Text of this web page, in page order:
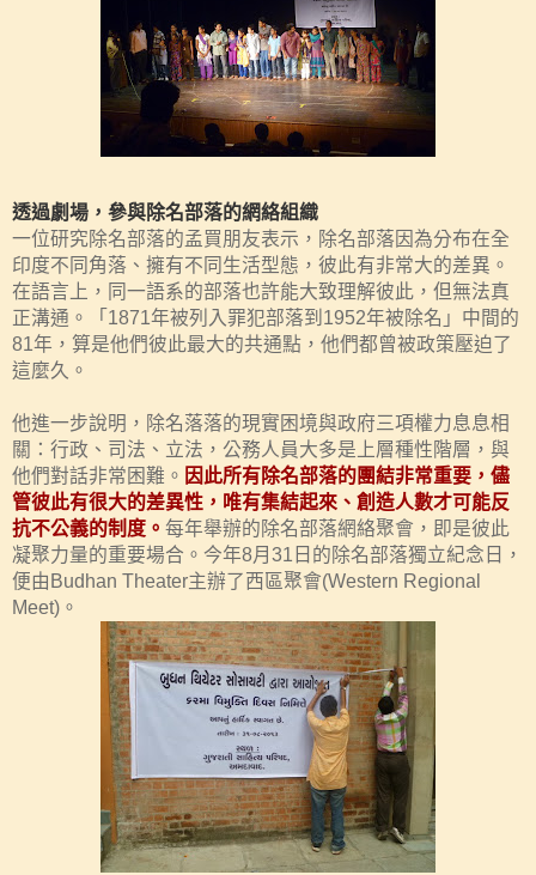
透過劇場，參與除名部落的網絡組織
一位研究除名部落的孟買朋友表示，除名部落因為分布在全
印度不同角落、擁有不同生活型態，彼此有非常大的差異。
在語言上，同一語系的部落也許能大致理解彼此，但無法真
正溝通。「 1871年被列入罪犯部落到 1952年被除名」中間的
81年，算是他們彼此最大的共通點，他們都曾被政策壓迫了
這麼久。
他進一步說明，除名落落的現實困境與政府三項權力息息相
關：行政、司法、立法，公務人員大多是上層種性階層，與
他們對話非常困難。 因此所有除名部落的團結非常重要，儘
管彼此有很大的差異性，唯有集結起來、創造人數才可能反
抗不公義的制度。 每年舉辦的除名部落網絡聚會，即是彼此
凝聚力量的重要場合。今年8月 31 日 的除名部落獨立紀念日，
便由 Budhan Theater主辦了西區聚會(Western Regional
Meet) 。